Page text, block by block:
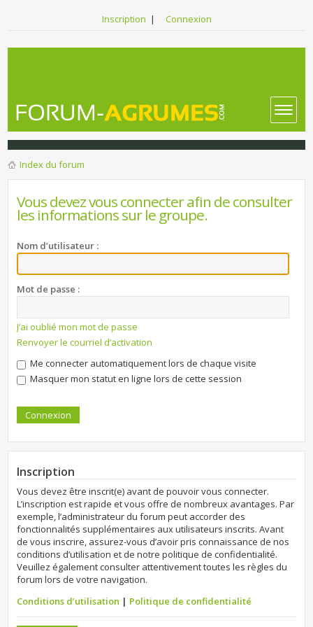
Inscription | Connexion
Index du forum
Vous devez vous connecter afin de consulter
les informations sur le groupe.
Nom d’utilisateur :
Mot de passe :
J’ai oublié mon mot de passe
Renvoyer le courriel d’activation
Me connecter automatiquement lors de chaque visite
Masquer mon statut en ligne lors de cette session
Inscription
Vous devez être inscrit(e) avant de pouvoir vous connecter.
L’inscription est rapide et vous offre de nombreux avantages. Par
exemple, l’administrateur du forum peut accorder des
fonctionnalités supplémentaires aux utilisateurs inscrits. Avant
de vous inscrire, assurez-vous d’avoir pris connaissance de nos
conditions d’utilisation et de notre politique de confidentialité.
Veuillez également consulter attentivement toutes les règles du
forum lors de votre navigation.
Conditions d’utilisation | Politique de confidentialité